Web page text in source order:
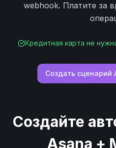
webhook. Платите за
Кредитная карта не
Создать сценарий
Создайте
Asana +